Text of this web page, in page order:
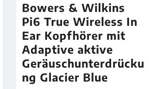
Bowers & Wilkins
Pi6 True Wireless In
Ear Kopfhörer mit
Adaptive aktive
Geräuschunterdrücku
ng Glacier Blue